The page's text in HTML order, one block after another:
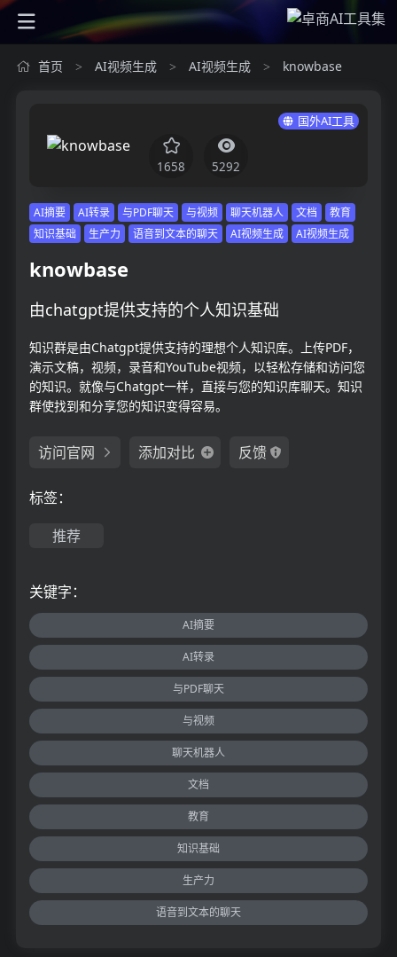
首页 > AI视频生成 > AI视频生成 > knowbase
国外AI工具
1658 5292
AI摘要 AI转录 与PDF聊天 与视频 聊天机器人 文档
教育
知识基础
生产力 语音到文本的聊天 AI视频生成 AI视频生成
knowbase
由chatgpt提供支持的个人知识基础
知识群是由Chatgpt提供支持的理想个人知识库。上传PDF，
演示文稿，视频，录音和YouTube视频，以轻松存储和访问您
的知识。就像与Chatgpt一样，直接与您的知识库聊天。知识
群使找到和分享您的知识变得容易。
访问官网 添加对比 反馈
标签：
推荐
关键字：
AI摘要
AI转录
与PDF聊天
与视频
聊天机器人
文档
教育
知识基础
生产力
语音到文本的聊天